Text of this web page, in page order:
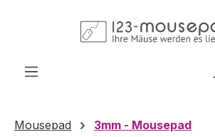
Mousepad 3mm - Mousepad